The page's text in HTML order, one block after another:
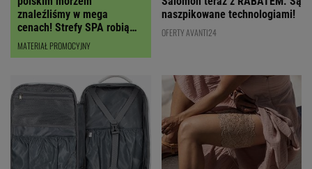
znaleźliśmy w mega
cenach! Strefy SPA robią
wrażenie
MATERIAŁ PROMOCYJNY
naszpikowane technologiami!
OFERTY AVANTI24